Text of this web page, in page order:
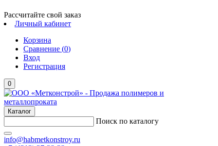
Рассчитайте свой заказ
Личный кабинет
Корзина
Сравнение (0)
Вход
Регистрация
0
Каталог
Поиск по каталогу
info@habmetkonstroy.ru